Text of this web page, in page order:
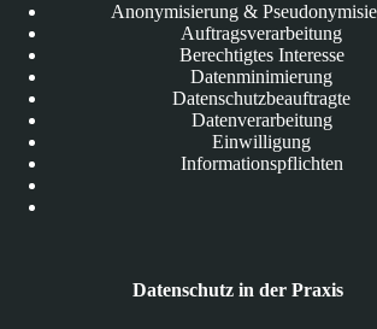
Anonymisierung &
Auftragsverarbeitung
Berechtigtes Interesse
Datenminimierung
Datenschutzbeauftragte
Datenverarbeitung
Einwilligung
Informationspflichten
Datenschutz in der Praxis